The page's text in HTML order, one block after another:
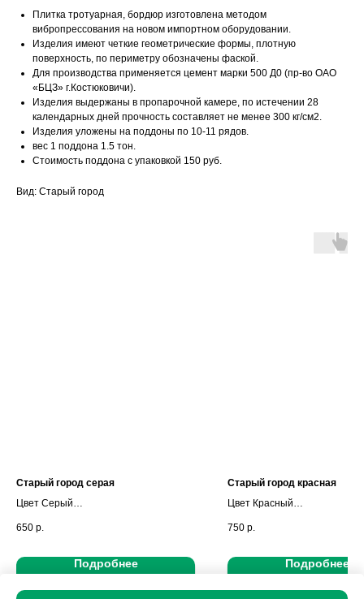
Плитка тротуарная, бордюр изготовлена методом
вибропрессования на новом импортном оборудовании.
Изделия имеют четкие геометрические формы, плотную
поверхность, по периметру обозначены фаской.
Для производства применяется цемент марки 500 Д0 (пр-во ОАО
«БЦЗ» г.Костюковичи).
Изделия выдержаны в пропарочной камере, по истечении 28
календарных дней прочность составляет не менее 300 кг/см2.
Изделия уложены на поддоны по 10-11 рядов.
вес 1 поддона 1.5 тон.
Стоимость поддона с упаковкой 150 руб.
Вид: Старый город
Старый город серая
Цвет Серый
650 р.
Подробнее
Старый город красная
Цвет Красный
750 р.
Подробнее